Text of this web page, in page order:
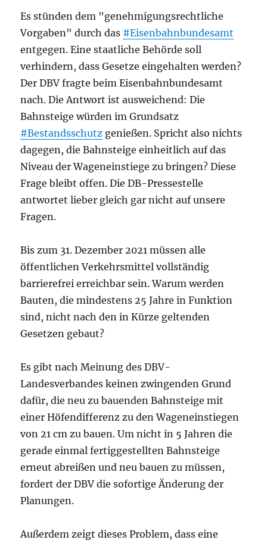
Es stünden dem "genehmigungsrechtliche
Vorgaben" durch das #Eisenbahnbundesamt
entgegen. Eine staatliche Behörde soll
verhindern, dass Gesetze eingehalten werden?
Der DBV fragte beim Eisenbahnbundesamt
nach. Die Antwort ist ausweichend: Die
Bahnsteige würden im Grundsatz
#Bestandsschutz genießen. Spricht also nichts
dagegen, die Bahnsteige einheitlich auf das
Niveau der Wageneinstiege zu bringen? Diese
Frage bleibt offen. Die DB-Pressestelle
antwortet lieber gleich gar nicht auf unsere
Fragen.
Bis zum 31. Dezember 2021 müssen alle
öffentlichen Verkehrsmittel vollständig
barrierefrei erreichbar sein. Warum werden
Bauten, die mindestens 25 Jahre in Funktion
sind, nicht nach den in Kürze geltenden
Gesetzen gebaut?
Es gibt nach Meinung des DBV-
Landesverbandes keinen zwingenden Grund
dafür, die neu zu bauenden Bahnsteige mit
einer Höfendifferenz zu den Wageneinstiegen
von 21 cm zu bauen. Um nicht in 5 Jahren die
gerade einmal fertiggestellten Bahnsteige
erneut abreißen und neu bauen zu müssen,
fordert der DBV die sofortige Änderung der
Planungen.
Außerdem zeigt dieses Problem, dass eine